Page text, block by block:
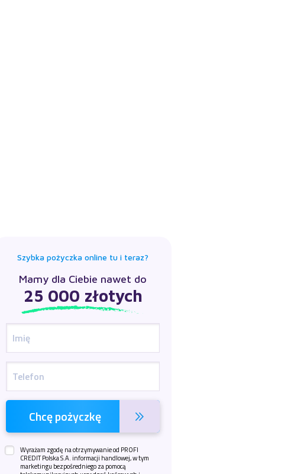
Szybka pożyczka online tu i teraz?
Mamy dla Ciebie nawet do
25 000 złotych
Chcę pożyczkę
Wyrażam zgodę na otrzymywanie od PROFI
CREDIT Polska S.A. informacji handlowej, w tym
marketingu bezpośredniego za pomocą